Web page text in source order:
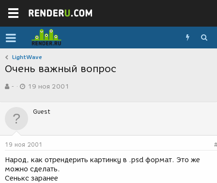
LightWave
Очень важный вопрос
в
р
м
-
а
д
и
я
19 ноя 2001
Guest
19 ноя 2001
Народ, как отрендерить картинку в .psd формат. Это же
можно сделать.
Сенькс заранее